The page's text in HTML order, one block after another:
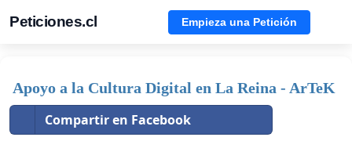
Peticiones.cl Empieza una Petición
Apoyo a la Cultura Digital en La Reina - ArTeK
Compartir en Facebook